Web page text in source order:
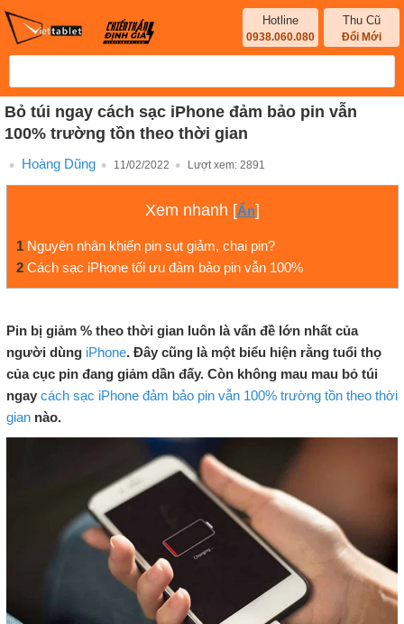
Hotline
0938.060.080
Thu Cũ
Đổi Mới
Bỏ túi ngay cách sạc iPhone đảm bảo pin vẫn
100% trường tồn theo thời gian
Hoàng Dũng 11/02/2022 Lượt xem: 2891
Xem nhanh [Ẩn]
1 Nguyên nhân khiến pin sụt giảm, chai pin?
2 Cách sạc iPhone tối ưu đảm bảo pin vẫn 100%
Pin bị giảm % theo thời gian luôn là vấn đề lớn nhất của
người dùng iPhone. Đây cũng là một biểu hiện rằng tuổi thọ
của cục pin đang giảm dần đấy. Còn không mau mau bỏ túi
ngay cách sạc iPhone đảm bảo pin vẫn 100% trường tồn theo thời
giannào.